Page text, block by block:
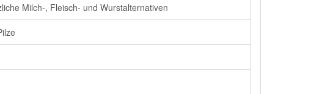
Milch-, Fleisch- und Wurstalternativen